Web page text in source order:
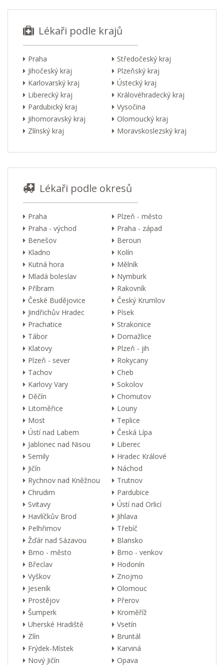
Lékaři podle krajů
Praha
Středočeský kraj
Jihočeský kraj
Plzeňský kraj
Karlovarský kraj
Ústecký kraj
Liberecký kraj
Královéhradecký kraj
Pardubický kraj
Vysočina
Jihomoravský kraj
Olomoucký kraj
Zlínský kraj
Moravskoslezský kraj
Lékaři podle okresů
Praha
Plzeň - město
Praha - východ
Praha - západ
Benešov
Beroun
Kladno
Kolín
Kutná hora
Mělník
Mladá boleslav
Nymburk
Příbram
Rakovník
České Budějovice
Český Krumlov
Jindřichův Hradec
Písek
Prachatice
Strakonice
Tábor
Domažlice
Klatovy
Plzeň - jih
Plzeň - sever
Rokycany
Tachov
Cheb
Karlovy Vary
Sokolov
Děčín
Chomutov
Litoměřice
Louny
Most
Teplice
Ústí nad Labem
Česká Lípa
Jablonec nad Nisou
Liberec
Semily
Hradec Králové
Jičín
Náchod
Rychnov nad Kněžnou
Trutnov
Chrudim
Pardubice
Svitavy
Ústí nad Orlicí
Havlíčkův Brod
Jihlava
Pelhřimov
Třebíč
Žďár nad Sázavou
Blansko
Brno - město
Brno - venkov
Břeclav
Hodonín
Vyškov
Znojmo
Jeseník
Olomouc
Prostějov
Přerov
Šumperk
Kroměříž
Uherské Hradiště
Vsetín
Zlín
Bruntál
Frýdek-Místek
Karviná
Nový Jičín
Opava